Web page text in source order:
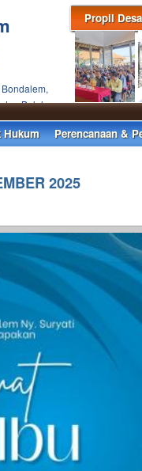
Propil Desa
Buleleng
Hukum Perencanaan &
2025